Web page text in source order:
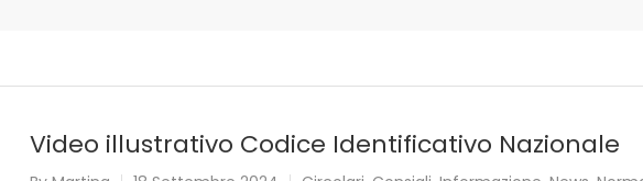
Video illustrativo Codice Identificativo Nazionale